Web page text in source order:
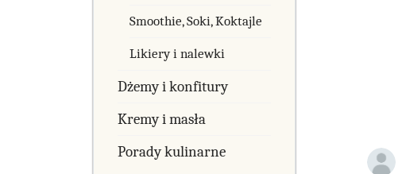
Smoothie, Soki, Koktajle
Likiery i nalewki
Dżemy i konfitury
Kremy i masła
Porady kulinarne